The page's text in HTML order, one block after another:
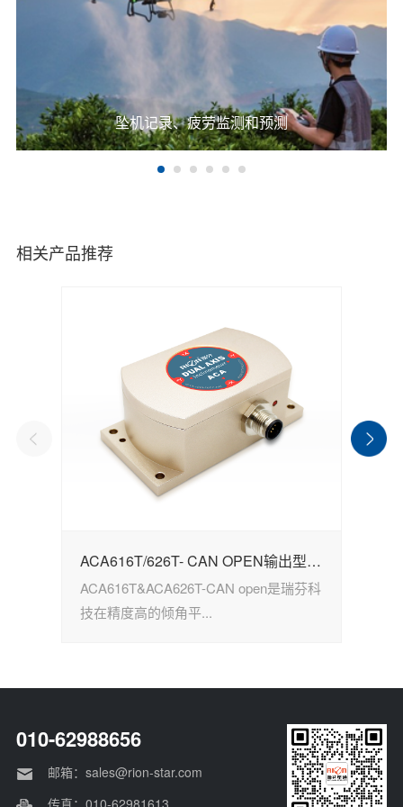
坠机记录、疲劳监测和预测
相关产品推荐
ACA616T/626T- CAN OPEN输出型倾角传感器
ACA616T&ACA626T-CAN open是瑞芬科
技在精度高的倾角平...
010-62988656
邮箱：sales@rion-star.com